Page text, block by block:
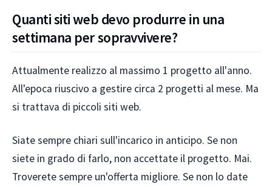
Quanti siti web devo produrre in una
settimana per sopravvivere?
Attualmente realizzo al massimo 1 progetto all'anno.
All'epoca riuscivo a gestire circa 2 progetti al mese. Ma
si trattava di piccoli siti web.
Siate sempre chiari sull'incarico in anticipo. Se non
siete in grado di farlo, non accettate il progetto. Mai.
Troverete sempre un'offerta migliore. Se non lo date